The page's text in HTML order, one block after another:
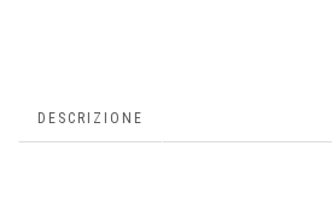
DESCRIZIONE